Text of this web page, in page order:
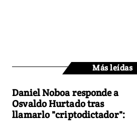
Más leídas
Daniel Noboa responde a
Osvaldo Hurtado tras
llamarlo "criptodictador":